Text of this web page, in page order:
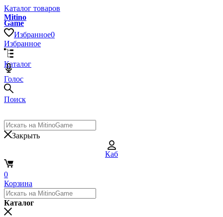
Каталог товаров
Mitino
Game
Избранное0
Избранное
Каталог
Голос
Поиск
Закрыть
Каб
0
Корзина
Каталог